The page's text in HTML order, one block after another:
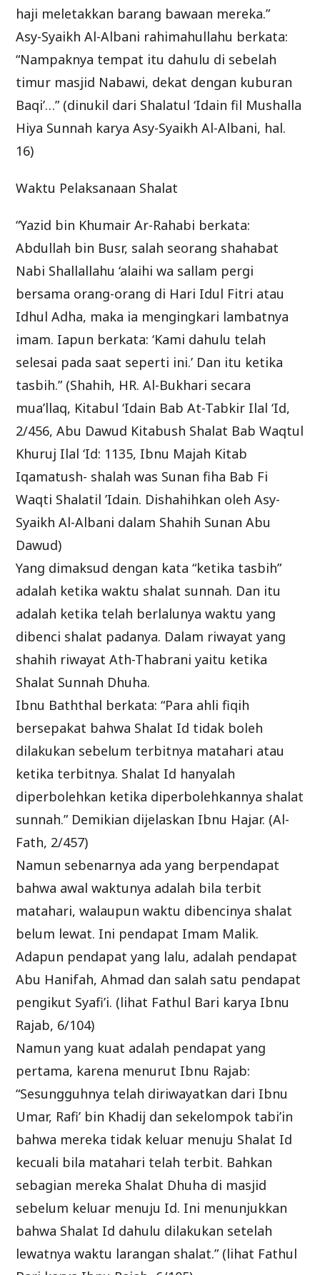
haji meletakkan barang bawaan mereka.”
Asy-Syaikh Al-Albani rahimahullahu berkata:
“Nampaknya tempat itu dahulu di sebelah
timur masjid Nabawi, dekat dengan kuburan
Baqi’…” (dinukil dari Shalatul ‘Idain fil Mushalla
Hiya Sunnah karya Asy-Syaikh Al-Albani, hal.
16)
Waktu Pelaksanaan Shalat
“Yazid bin Khumair Ar-Rahabi berkata:
Abdullah bin Busr, salah seorang shahabat
Nabi Shallallahu ‘alaihi wa sallam pergi
bersama orang-orang di Hari Idul Fitri atau
Idhul Adha, maka ia mengingkari lambatnya
imam. Iapun berkata: ‘Kami dahulu telah
selesai pada saat seperti ini.’ Dan itu ketika
tasbih.” (Shahih, HR. Al-Bukhari secara
mua’llaq, Kitabul ‘Idain Bab At-Tabkir Ilal ‘Id,
2/456, Abu Dawud Kitabush Shalat Bab Waqtul
Khuruj Ilal ‘Id: 1135, Ibnu Majah Kitab
Iqamatush- shalah was Sunan fiha Bab Fi
Waqti Shalatil ’Idain. Dishahihkan oleh Asy-
Syaikh Al-Albani dalam Shahih Sunan Abu
Dawud)
Yang dimaksud dengan kata “ketika tasbih”
adalah ketika waktu shalat sunnah. Dan itu
adalah ketika telah berlalunya waktu yang
dibenci shalat padanya. Dalam riwayat yang
shahih riwayat Ath-Thabrani yaitu ketika
Shalat Sunnah Dhuha.
Ibnu Baththal berkata: “Para ahli fiqih
bersepakat bahwa Shalat Id tidak boleh
dilakukan sebelum terbitnya matahari atau
ketika terbitnya. Shalat Id hanyalah
diperbolehkan ketika diperbolehkannya shalat
sunnah.” Demikian dijelaskan Ibnu Hajar. (Al-
Fath, 2/457)
Namun sebenarnya ada yang berpendapat
bahwa awal waktunya adalah bila terbit
matahari, walaupun waktu dibencinya shalat
belum lewat. Ini pendapat Imam Malik.
Adapun pendapat yang lalu, adalah pendapat
Abu Hanifah, Ahmad dan salah satu pendapat
pengikut Syafi’i. (lihat Fathul Bari karya Ibnu
Rajab, 6/104)
Namun yang kuat adalah pendapat yang
pertama, karena menurut Ibnu Rajab:
“Sesungguhnya telah diriwayatkan dari Ibnu
Umar, Rafi’ bin Khadij dan sekelompok tabi’in
bahwa mereka tidak keluar menuju Shalat Id
kecuali bila matahari telah terbit. Bahkan
sebagian mereka Shalat Dhuha di masjid
sebelum keluar menuju Id. Ini menunjukkan
bahwa Shalat Id dahulu dilakukan setelah
lewatnya waktu larangan shalat.” (lihat Fathul